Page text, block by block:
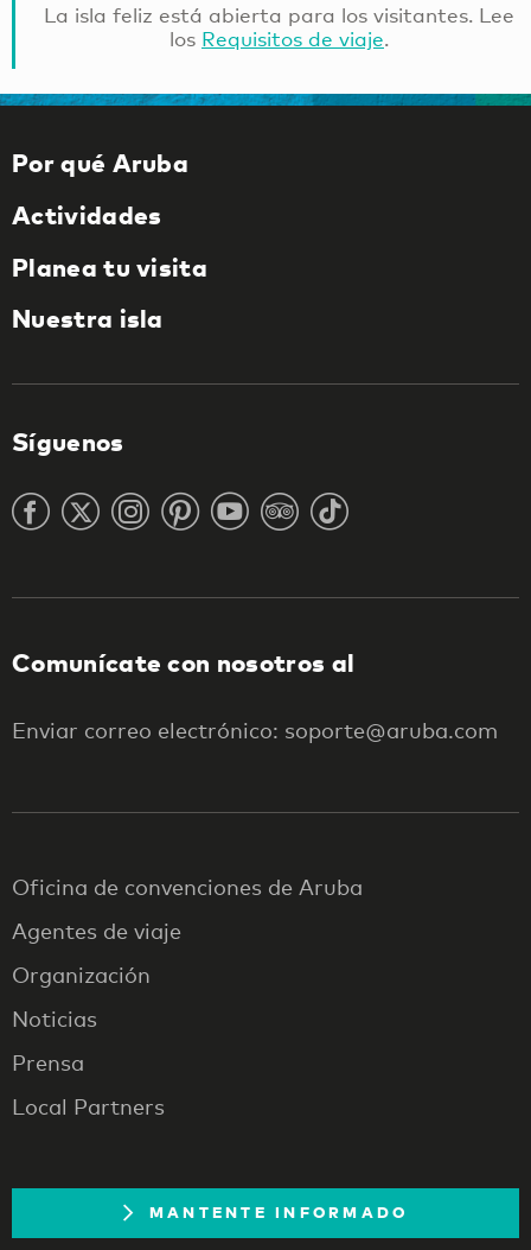
La isla feliz está abierta para los visitantes. Lee
los Requisitos de viaje.
Por qué Aruba
Actividades
Planea tu visita
Nuestra isla
Síguenos
Comunícate con nosotros al
Enviar correo electrónico: soporte@aruba.com
Oficina de convenciones de Aruba
Agentes de viaje
Organización
Noticias
Prensa
Local Partners
MANTENTE INFORMADO